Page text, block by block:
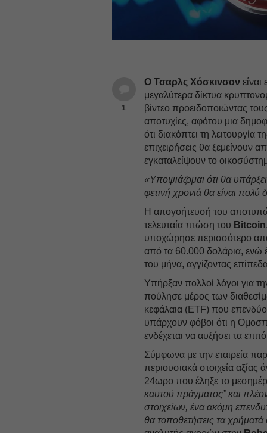
1
Ο Τσαρλς Χόσκινσον
μεγαλύτερα δίκτυα
βίντεο προειδοποιώντας
αποτυχίες, αφότου μια
ότι διακόπτει τη
επιχειρήσεις θα ξεμείνουν
εγκαταλείψουν το
«Υποψιάζομαι ότι θα
φετινή χρονιά θα είναι πολύ
Η απογοήτευσή του
τελευταία πτώση του Bitcoin
υποχώρησε περισσότερο
από τα 60.000 δολάρια, ενώ
του μήνα, αγγίζοντας
Υπήρξαν πολλοί λόγοι για
πούλησε μέρος των
κεφάλαια (ETF) που
υπάρχουν φόβοι ότι η
ενδέχεται να αυξήσει τα
Σύμφωνα με την εταιρεία
περιουσιακά στοιχεία
24ωρο που έληξε το
καυτού πράγματος” και
στοιχείων, ένα ακόμη
θα τοποθετήσεις τα